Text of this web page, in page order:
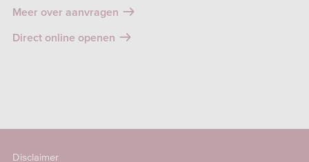
Meer over aanvragen
Direct online openen
Disclaimer